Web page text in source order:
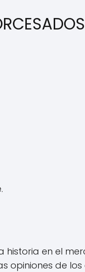
historia en el
opiniones de